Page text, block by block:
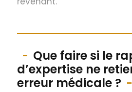
Que faire si le
d’expertise ne
erreur médicale ?